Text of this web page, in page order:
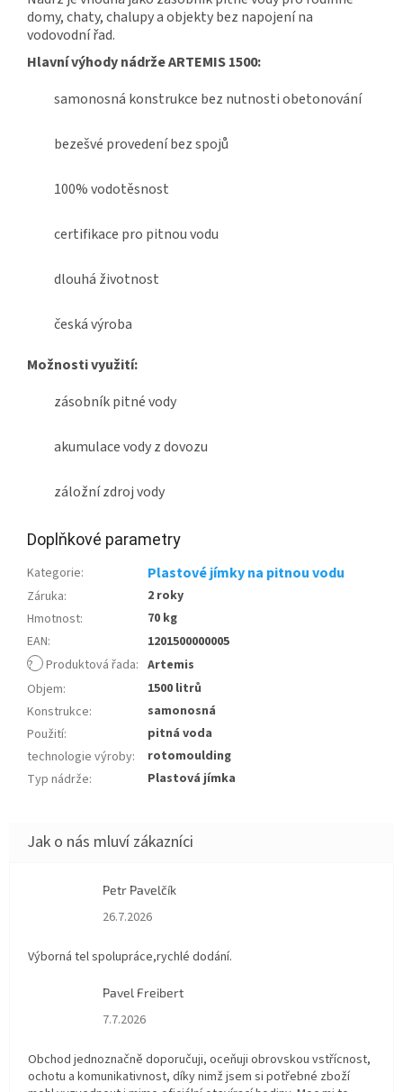
domy, chaty, chalupy a objekty bez napojení na
vodovodní řad.
Hlavní výhody nádrže ARTEMIS 1500:
samonosná konstrukce bez nutnosti obetonování
bezešvé provedení bez spojů
100% vodotěsnost
certifikace pro pitnou vodu
dlouhá životnost
česká výroba
Možnosti využití:
zásobník pitné vody
akumulace vody z dovozu
záložní zdroj vody
Doplňkové parametry
Kategorie: Plastové jímky na pitnou vodu
Záruka:
2 roky
Hmotnost:
70 kg
EAN:
1201500000005
?
Produktová řada: Artemis
Objem:
1500 litrů
Konstrukce:
samonosná
Použití:
pitná voda
technologie výroby:
rotomoulding
Typ nádrže: Plastová jímka
Petr Pavelčík
Hodnocení obchodu je 5 z 5 hvězdiček.
26.7.2026
Výborná tel spolupráce,rychlé dodání.
Pavel Freibert
Hodnocení obchodu je 5 z 5 hvězdiček.
7.7.2026
Obchod jednoznačně doporučuji, oceňuji obrovskou vstřícnost,
ochotu a komunikativnost, díky nimž jsem si potřebné zboží